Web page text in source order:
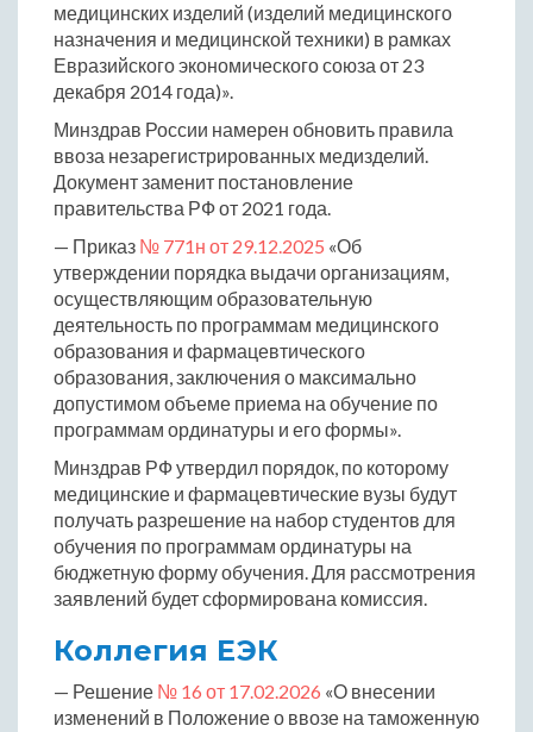
медицинских изделий (изделий медицинского
назначения и медицинской техники) в рамках
Евразийского экономического союза от 23
декабря 2014 года)».
Минздрав России намерен обновить правила
ввоза незарегистрированных медизделий.
Документ заменит постановление
правительства РФ от 2021 года.
— Приказ № 771н от 29.12.2025 «Об
утверждении порядка выдачи организациям,
осуществляющим образовательную
деятельность по программам медицинского
образования и фармацевтического
образования, заключения о максимально
допустимом объеме приема на обучение по
программам ординатуры и его формы».
Минздрав РФ утвердил порядок, по которому
медицинские и фармацевтические вузы будут
получать разрешение на набор студентов для
обучения по программам ординатуры на
бюджетную форму обучения. Для рассмотрения
заявлений будет сформирована комиссия.
Коллегия ЕЭК
— Решение № 16 от 17.02.2026 «О внесении
изменений в Положение о ввозе на таможенную